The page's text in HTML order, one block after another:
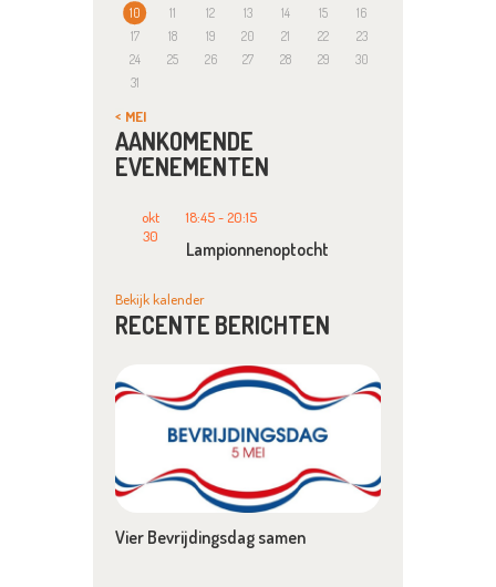
10
11 12 13 14 15
16
17
18 19 20 21 22
23
24
25 26 27 28 29
30
31
« MEI
AANKOMENDE
EVENEMENTEN
okt
30
18:45- 20:15
Lampionnenoptocht
Bekijk kalender
RECENTE BERICHTEN
Vier Bevrijdingsdag samen